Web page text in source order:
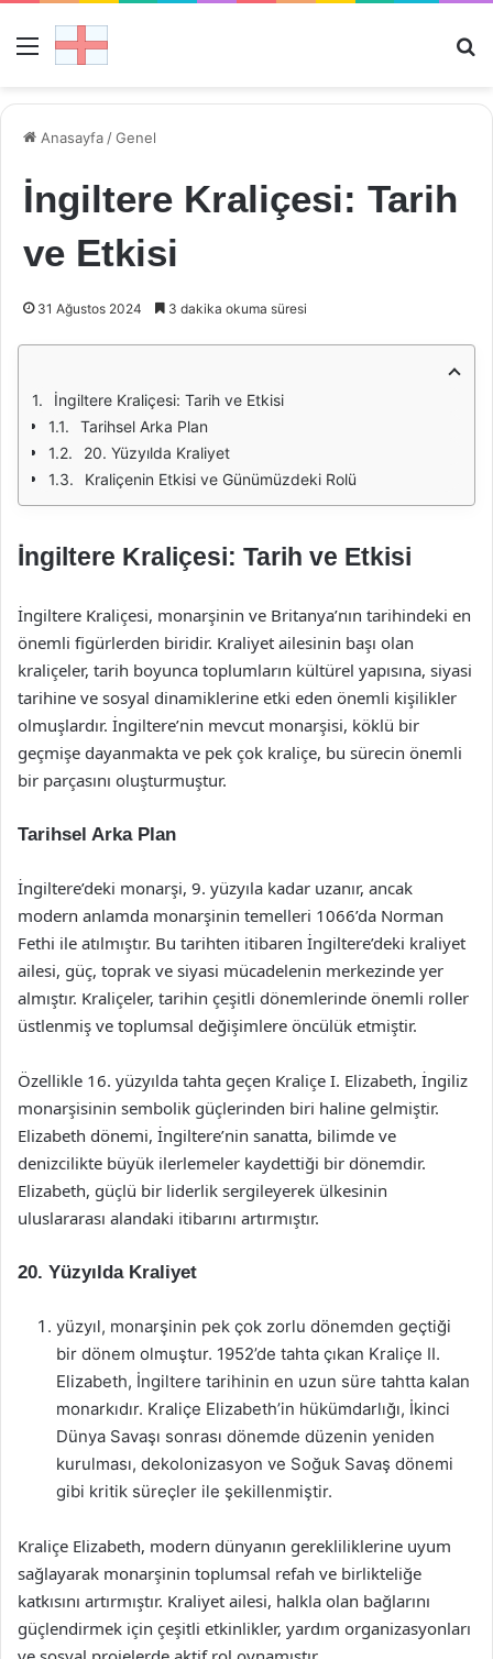
Menü
Anasayfa /Genel
İngiltere Kraliçesi: Tarih
ve Etkisi
31 Ağustos 2024 3 dakika okuma süresi
İngiltere Kraliçesi: Tarih ve Etkisi
Tarihsel Arka Plan
20. Yüzyılda Kraliyet
Kraliçenin Etkisi ve Günümüzdeki Rolü
İngiltere Kraliçesi: Tarih ve Etkisi
İngiltere Kraliçesi, monarşinin ve Britanya’nın tarihindeki en
önemli figürlerden biridir. Kraliyet ailesinin başı olan
kraliçeler, tarih boyunca toplumların kültürel yapısına, siyasi
tarihine ve sosyal dinamiklerine etki eden önemli kişilikler
olmuşlardır. İngiltere’nin mevcut monarşisi, köklü bir
geçmişe dayanmakta ve pek çok kraliçe, bu sürecin önemli
bir parçasını oluşturmuştur.
Tarihsel Arka Plan
İngiltere’deki monarşi, 9. yüzyıla kadar uzanır, ancak
modern anlamda monarşinin temelleri 1066’da Norman
Fethi ile atılmıştır. Bu tarihten itibaren İngiltere’deki kraliyet
ailesi, güç, toprak ve siyasi mücadelenin merkezinde yer
almıştır. Kraliçeler, tarihin çeşitli dönemlerinde önemli roller
üstlenmiş ve toplumsal değişimlere öncülük etmiştir.
Özellikle 16. yüzyılda tahta geçen Kraliçe I. Elizabeth, İngiliz
monarşisinin sembolik güçlerinden biri haline gelmiştir.
Elizabeth dönemi, İngiltere’nin sanatta, bilimde ve
denizcilikte büyük ilerlemeler kaydettiği bir dönemdir.
Elizabeth, güçlü bir liderlik sergileyerek ülkesinin
uluslararası alandaki itibarını artırmıştır.
20. Yüzyılda Kraliyet
yüzyıl, monarşinin pek çok zorlu dönemden geçtiği
bir dönem olmuştur. 1952’de tahta çıkan Kraliçe II.
Elizabeth, İngiltere tarihinin en uzun süre tahtta kalan
monarkıdır. Kraliçe Elizabeth’in hükümdarlığı, İkinci
Dünya Savaşı sonrası dönemde düzenin yeniden
kurulması, dekolonizasyon ve Soğuk Savaş dönemi
gibi kritik süreçler ile şekillenmiştir.
Kraliçe Elizabeth, modern dünyanın gerekliliklerine uyum
sağlayarak monarşinin toplumsal refah ve birlikteliğe
katkısını artırmıştır. Kraliyet ailesi, halkla olan bağlarını
güçlendirmek için çeşitli etkinlikler, yardım organizasyonları